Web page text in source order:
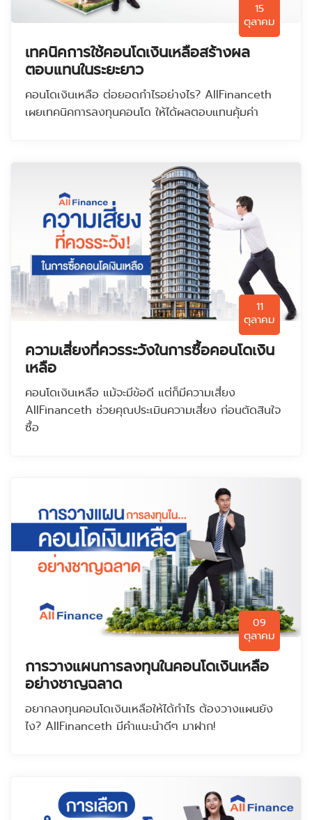
15
ตุลาคม
เทคนิคการใช้คอนโดเงินเหลือสร้างผล
ตอบแทนในระยะยาว
คอนโดเงินเหลือ ต่อยอดกำไรอย่างไร? AllFinanceth
เผยเทคนิคการลงทุนคอนโด ให้ได้ผลตอบแทนคุ้มค่า
11
ตุลาคม
ความเสี่ยงที่ควรระวังในการซื้อคอนโดเงิน
เหลือ
คอนโดเงินเหลือ แม้จะมีข้อดี แต่ก็มีความเสี่ยง
AllFinanceth ช่วยคุณประเมินความเสี่ยง ก่อนตัดสินใจ
ซื้อ
09
ตุลาคม
การวางแผนการลงทุนในคอนโดเงินเหลือ
อย่างชาญฉลาด
อยากลงทุนคอนโดเงินเหลือให้ได้กำไร ต้องวางแผนยัง
ไง? AllFinanceth มีคำแนะนำดีๆ มาฝาก!